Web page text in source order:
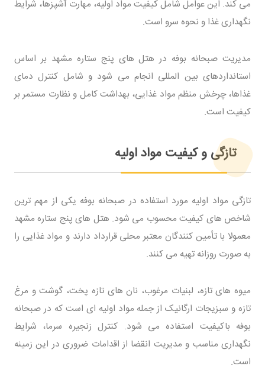
می کند. این عوامل شامل کیفیت مواد اولیه، مهارت آشپزها، شرایط
نگهداری غذا و نحوه سرو است.
مدیریت صبحانه بوفه در هتل های پنج ستاره مشهد بر اساس
استانداردهای بین المللی انجام می شود و شامل کنترل دمای
غذاها، چرخش منظم مواد غذایی، بهداشت کامل و نظارت مستمر بر
کیفیت است.
تازگی و کیفیت مواد اولیه
تازگی مواد اولیه مورد استفاده در صبحانه بوفه یکی از مهم ترین
شاخص های کیفیت محسوب می شود. هتل های پنج ستاره مشهد
معمولا با تأمین کنندگان معتبر محلی قرارداد دارند و مواد غذایی را
به صورت روزانه تهیه می کنند.
میوه های تازه، لبنیات مرغوب، نان های تازه پخت، گوشت و مرغ
تازه و سبزیجات ارگانیک از جمله مواد اولیه ای است که در صبحانه
بوفه باکیفیت استفاده می شود. کنترل زنجیره سرما، شرایط
نگهداری مناسب و مدیریت انقضا از اقدامات ضروری در این زمینه
است.